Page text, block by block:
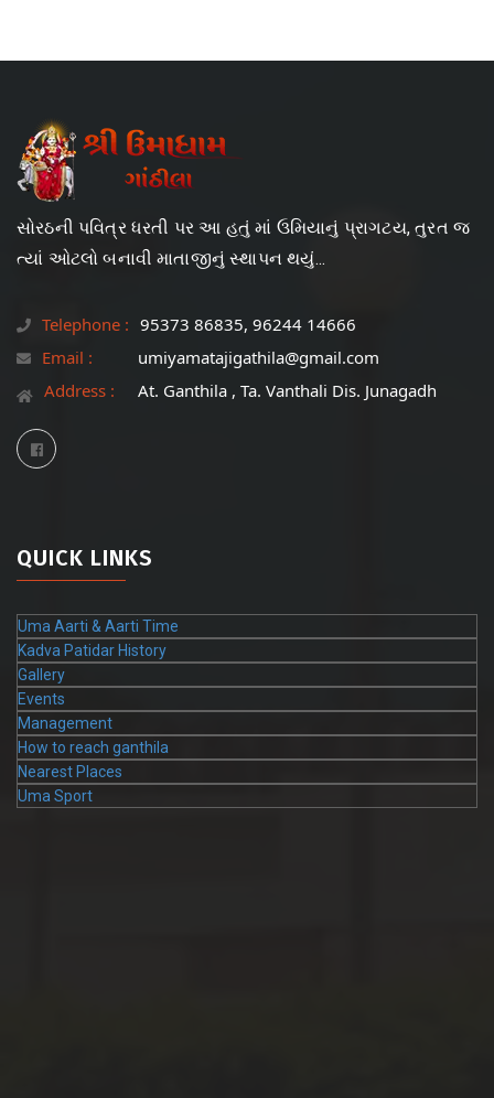
સોરઠની પવિત્ર ધરતી પર આ હતું માં ઉમિયાનું પ્રાગટય, તુરત જ
ત્યાં ઓટલો બનાવી માતાજીનું સ્થાપન થયું...
Telephone : 95373 86835, 96244 14666
Email :
umiyamatajigathila@gmail.com
Address :
At. Ganthila , Ta. Vanthali Dis. Junagadh
QUICK LINKS
Uma Aarti & Aarti Time
Kadva Patidar History
Gallery
Events
Management
How to reach ganthila
Nearest Places
Uma Sport